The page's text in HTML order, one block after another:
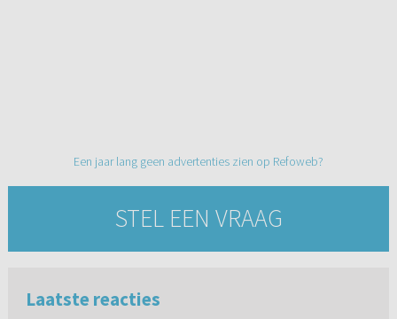
Een jaar lang geen advertenties zien op Refoweb?
STEL EEN VRAAG
Laatste reacties